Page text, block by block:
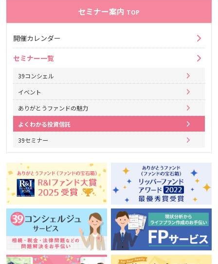
セミナー案内 TOP
開催カレンダー
セミナー一覧
39コンシェル
イベント
ありがとうファンドの魅力
よくわかる投資信託
39セミナー